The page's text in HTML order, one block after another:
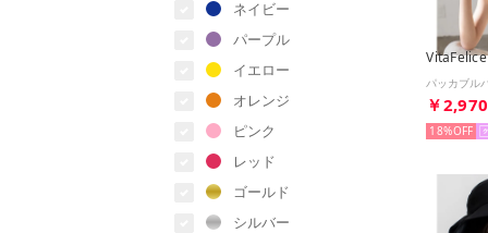
ネイビー
パープル
イエロー
オレンジ
ピンク
レッド
ゴールド
シルバー
VitaFelice
￥2,970
18%